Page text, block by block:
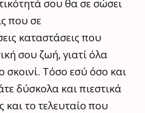
σου θα σε σώσει
που σε
καταστάσεις που
σου ζωή, γιατί όλα
σκοινί. Τόσο εσύ όσο και
δύσκολα και πιεστικά
το τελευταίο που